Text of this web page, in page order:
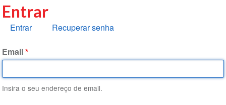
Entrar
Abas
Entrar Recuperar senha
Email
Insira o seu endereço de email.